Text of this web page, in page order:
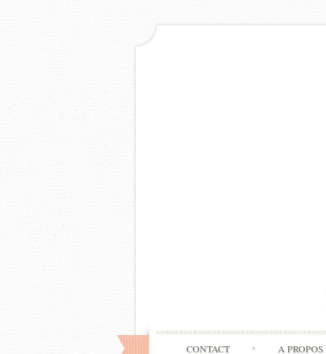
CONTACT A PROPOS